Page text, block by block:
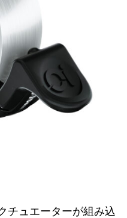
チュエーターが組み込